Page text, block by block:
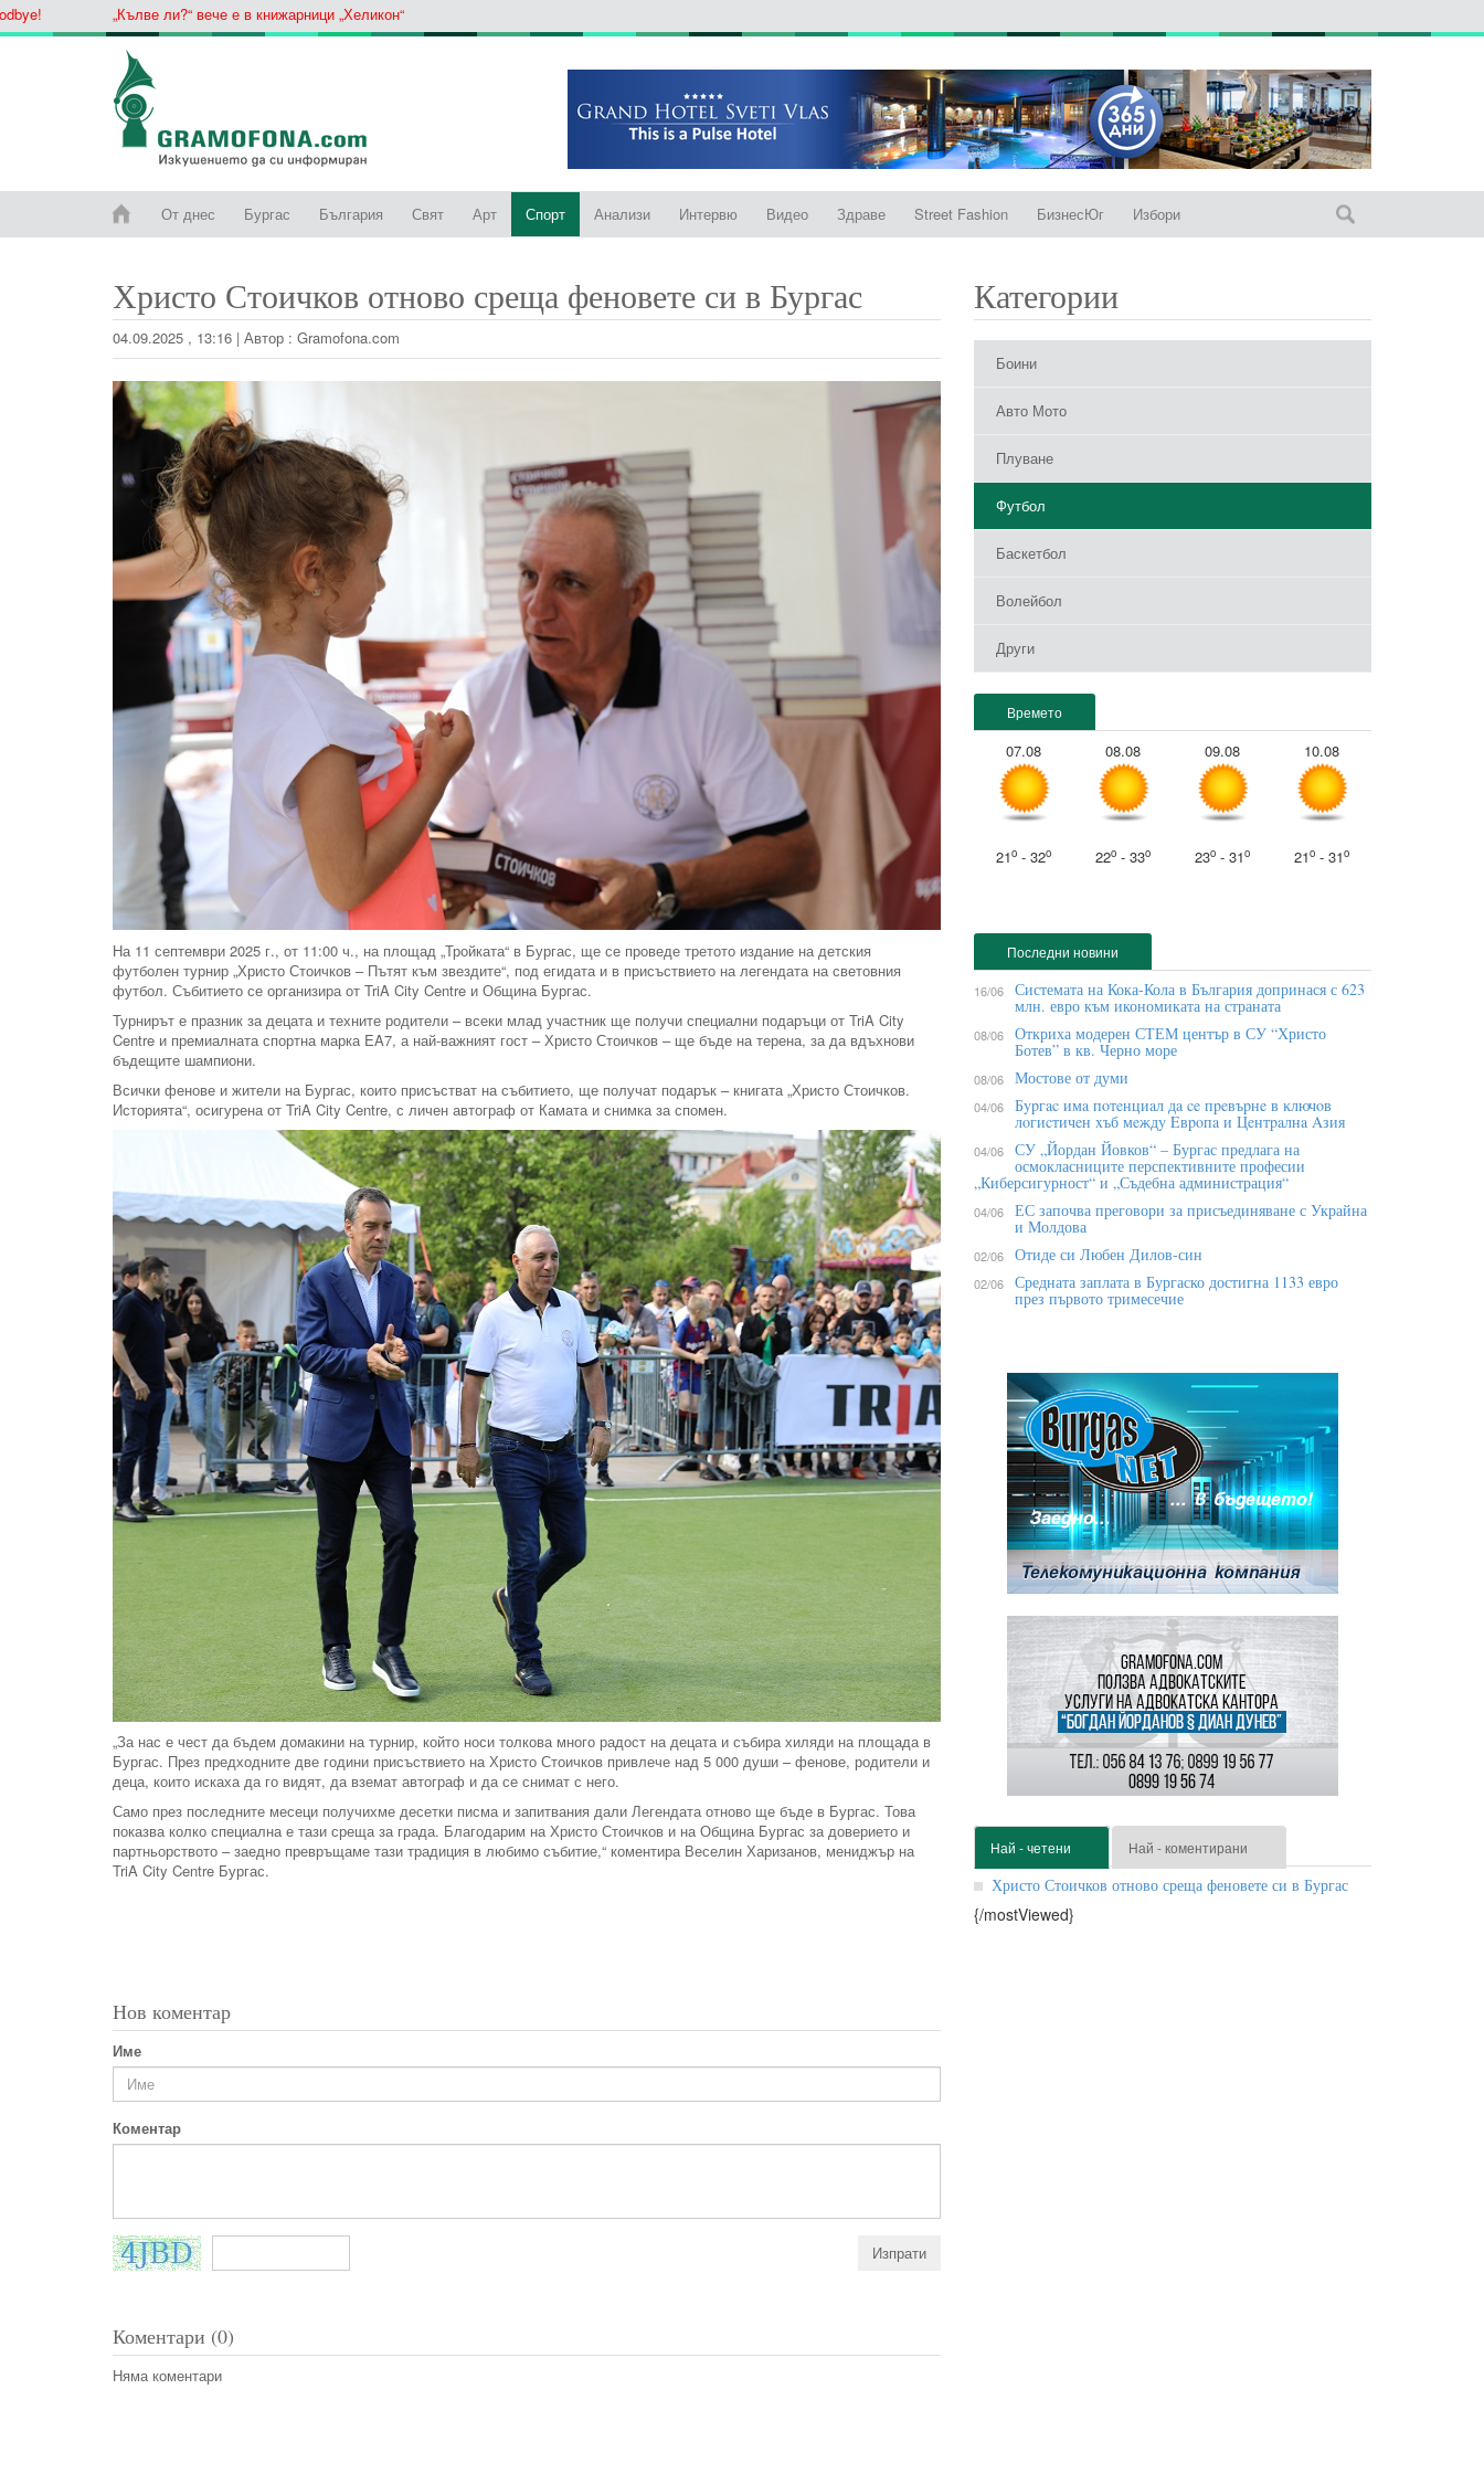
„Кълве ли?“ вече е в книжарници „Хеликон“
От днес Бургас България Свят Арт Спорт Анализи Интервю Видео Здраве Street Fashion БизнесЮг Избори
Христо Стоичков отново среща феновете си в Бургас
04.09.2025 , 13:16 | Автор : Gramofona.com
На 11 септември 2025 г., от 11:00 ч., на площад „Тройката“ в Бургас, ще се проведе третото издание на детския
футболен турнир „Христо Стоичков – Пътят към звездите“, под егидата и в присъствието на легендата на световния
футбол. Събитието се организира от TriA City Centre и Община Бургас.
Турнирът е празник за децата и техните родители – всеки млад участник ще получи специални подаръци от TriA City
Centre и премиалната спортна марка EA7, а най-важният гост – Христо Стоичков – ще бъде на терена, за да вдъхнови
бъдещите шампиони.
Всички фенове и жители на Бургас, които присъстват на събитието, ще получат подарък – книгата „Христо Стоичков.
Историята“, осигурена от TriA City Centre, с личен автограф от Камата и снимка за спомен.
„За нас е чест да бъдем домакини на турнир, който носи толкова много радост на децата и събира хиляди на площада в
Бургас. През предходните две години присъствието на Христо Стоичков привлече над 5 000 души – фенове, родители и
деца, които искаха да го видят, да вземат автограф и да се снимат с него.
Само през последните месеци получихме десетки писма и запитвания дали Легендата отново ще бъде в Бургас. Това
показва колко специална е тази среща за града. Благодарим на Христо Стоичков и на Община Бургас за доверието и
партньорството – заедно превръщаме тази традиция в любимо събитие,“ коментира Веселин Харизанов, мениджър на
TriA City Centre Бургас.
Нов коментар
Име
Коментар
Коментари (0)
Няма коментари
Категории
Боини
Авто Мото
Плуване
Футбол
Баскетбол
Волейбол
Други
Времето
07.08
21o - 32o
08.08
22o - 33o
09.08
23o - 31o
10.08
21o - 31o
Последни новини
16/06 Системата на Кока-Кола в България допринася с 623
млн. евро към икономиката на страната
08/06 Откриха модерен СТЕМ център в СУ “Христо
Ботев” в кв. Черно море
08/06 Мостове от думи
04/06 Бypгac имa пoтeнциaл дa ce пpeвъpнe в ĸлючoв
лoгиcтичeн xъб мeждy Eвpoпa и Цeнтpaлнa Aзия
04/06 СУ „Йордан Йовков“ – Бургас предлага на
осмокласниците перспективните професии
„Киберсигурност“ и „Съдебна администрация“
04/06 ЕС започва преговори за присъединяване с Украйна
и Молдова
02/06 Отиде си Любен Дилов-син
02/06 Средната заплата в Бургаско достигна 1133 евро
през първото тримесечие
Най - четени Най - коментирани
Христо Стоичков отново среща феновете си в Бургас
{/mostViewed}